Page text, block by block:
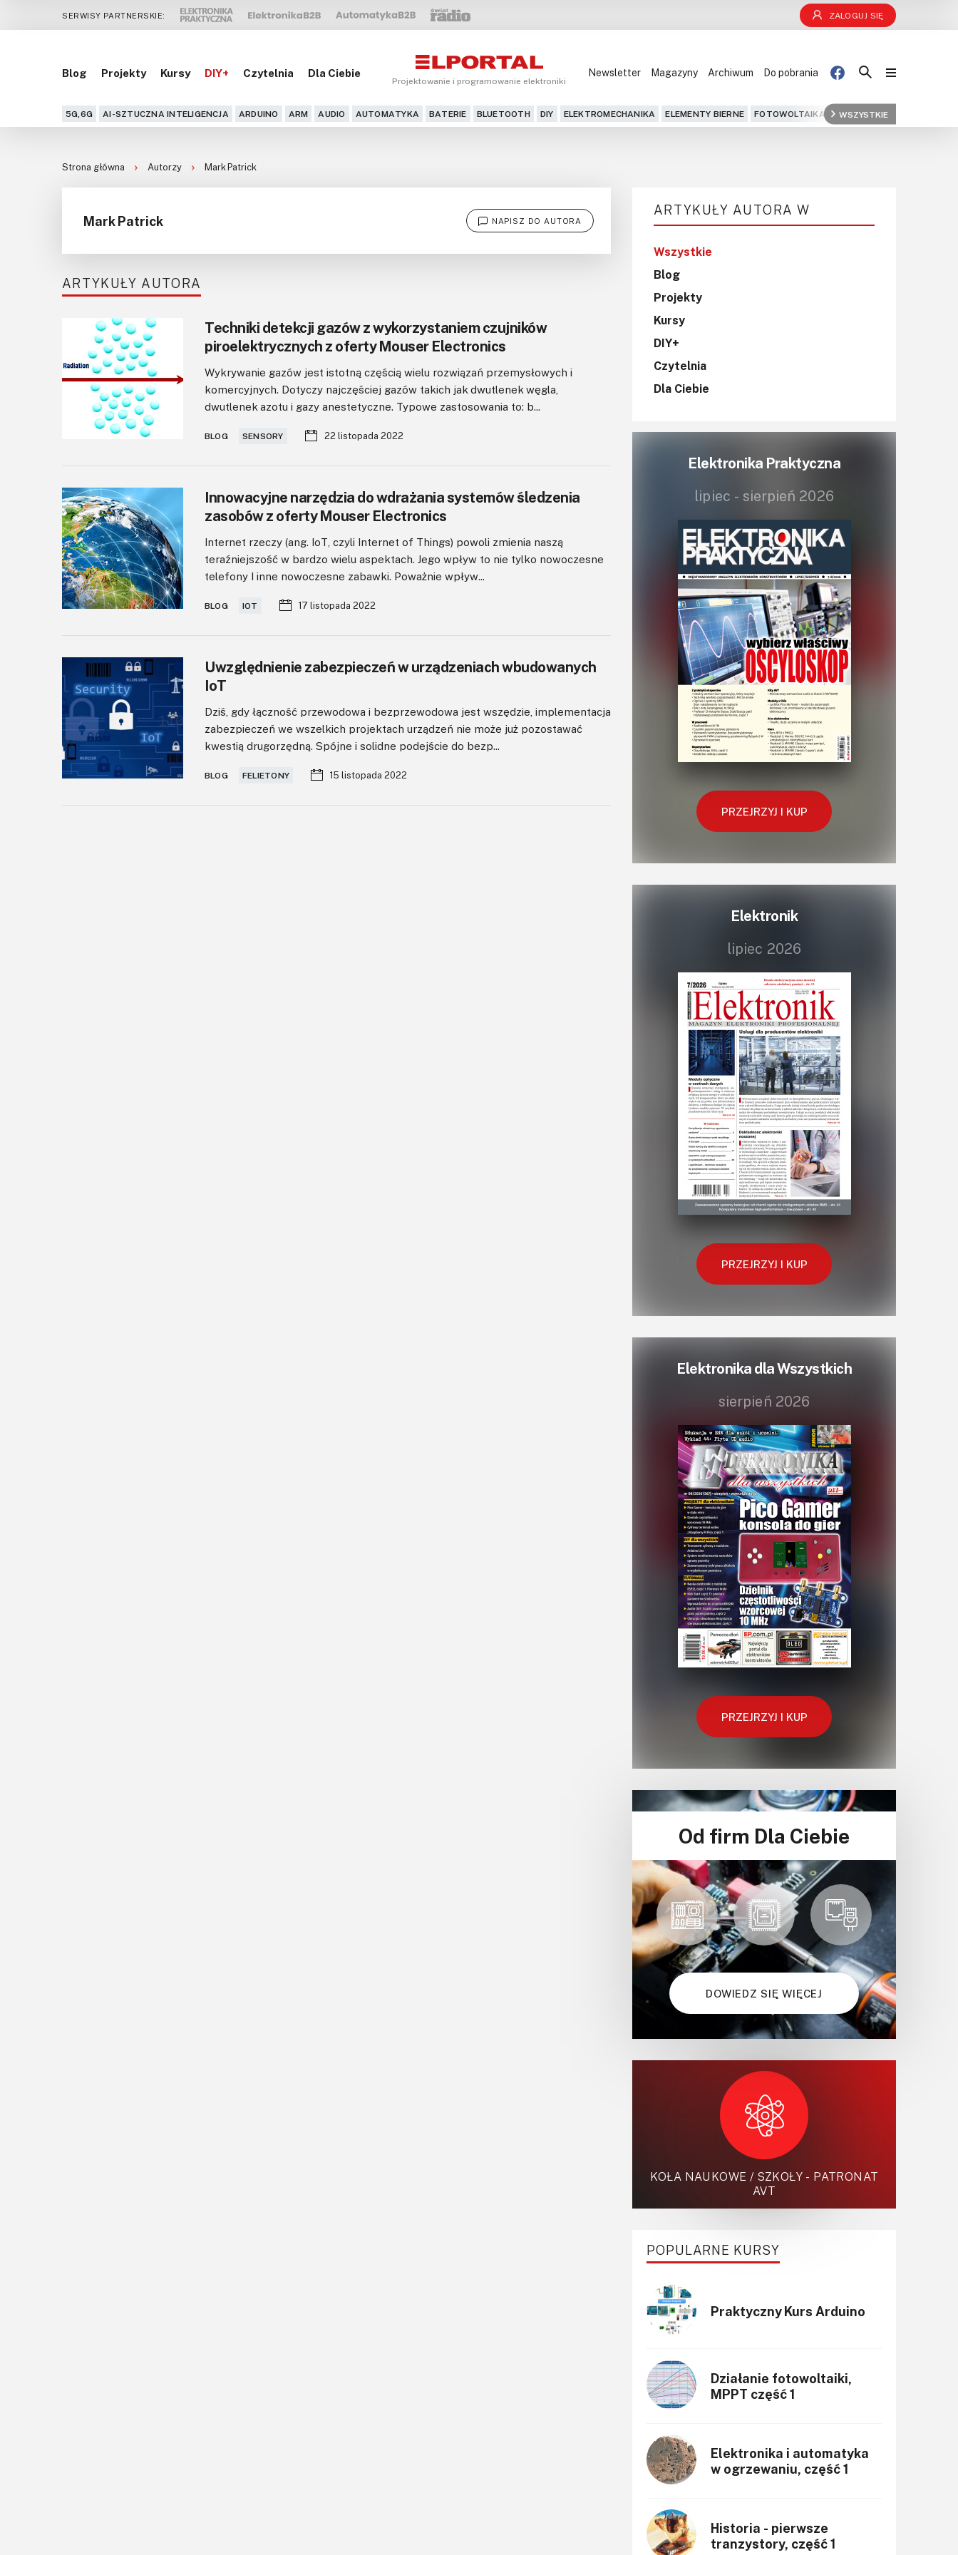
SERWISY PARTNERSKIE: ZALOGUJ SIĘ
Blog Projekty Kursy DIY+ Czytelnia Dla Ciebie
Projektowanie i programowanie elektroniki
Newsletter Magazyny Archiwum Do pobrania
5G,6G AI-SZTUCZNA INTELIGENCJA ARDUINO ARM AUDIO AUTOMATYKA BATERIE BLUETOOTH DIY ELEKTROMECHANIKA ELEMENTY BIERNE FOTOWOLTAIKA FPGA GPS
WSZYSTKIE
Blog
DIY+
Czytelnia
Archiwum
Do pobrania
Strona główna Autorzy Mark Patrick
Mark Patrick NAPISZ DO AUTORA
ARTYKUŁY AUTORA
Techniki detekcji gazów z wykorzystaniem czujników
piroelektrycznych z oferty Mouser Electronics
Wykrywanie gazów jest istotną częścią wielu rozwiązań przemysłowych i
komercyjnych. Dotyczy najczęściej gazów takich jak dwutlenek węgla,
dwutlenek azotu i gazy anestetyczne. Typowe zastosowania to: b...
BLOG SENSORY 22 listopada 2022
Innowacyjne narzędzia do wdrażania systemów śledzenia
zasobów z oferty Mouser Electronics
Internet rzeczy (ang. IoT, czyli Internet of Things) powoli zmienia naszą
teraźniejszość w bardzo wielu aspektach. Jego wpływ to nie tylko nowoczesne
telefony I inne nowoczesne zabawki. Poważnie wpływ...
BLOG IOT 17 listopada 2022
Uwzględnienie zabezpieczeń w urządzeniach wbudowanych
IoT
Dziś, gdy łączność przewodowa i bezprzewodowa jest wszędzie, implementacja
zabezpieczeń we wszelkich projektach urządzeń nie może już pozostawać
kwestią drugorzędną. Spójne i solidne podejście do bezp...
BLOG FELIETONY 15 listopada 2022
ARTYKUŁY AUTORA W
Wszystkie
Blog
Projekty
Kursy
DIY+
Czytelnia
Dla Ciebie
Elektronika Praktyczna
lipiec - sierpień 2026
PRZEJRZYJ I KUP
Elektronik
lipiec 2026
PRZEJRZYJ I KUP
Elektronika dla Wszystkich
sierpień 2026
PRZEJRZYJ I KUP
Od firm Dla Ciebie
DOWIEDZ SIĘ WIĘCEJ
KOŁA NAUKOWE / SZKOŁY - PATRONAT
AVT
POPULARNE KURSY
Praktyczny Kurs Arduino
Działanie fotowoltaiki,
MPPT część 1
Elektronika i automatyka
w ogrzewaniu, część 1
Historia - pierwsze
tranzystory, część 1